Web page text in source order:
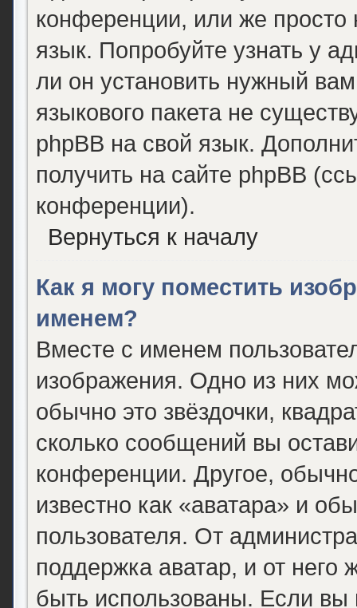
конференции, или же просто
язык. Попробуйте узнать у
ли он установить нужный
языкового пакета не
phpBB на свой язык.
получить на сайте phpBB
конференции).
Вернуться к началу
Как я могу поместить
именем?
Вместе с именем
изображения. Одно из них
обычно это звёздочки,
сколько сообщений вы
конференции. Другое,
известно как «аватара» и
пользователя. От
поддержка аватар, и от него
быть использованы. Если вы